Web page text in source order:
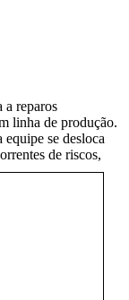
a reparos
linha de produção.
equipe se desloca
de riscos,